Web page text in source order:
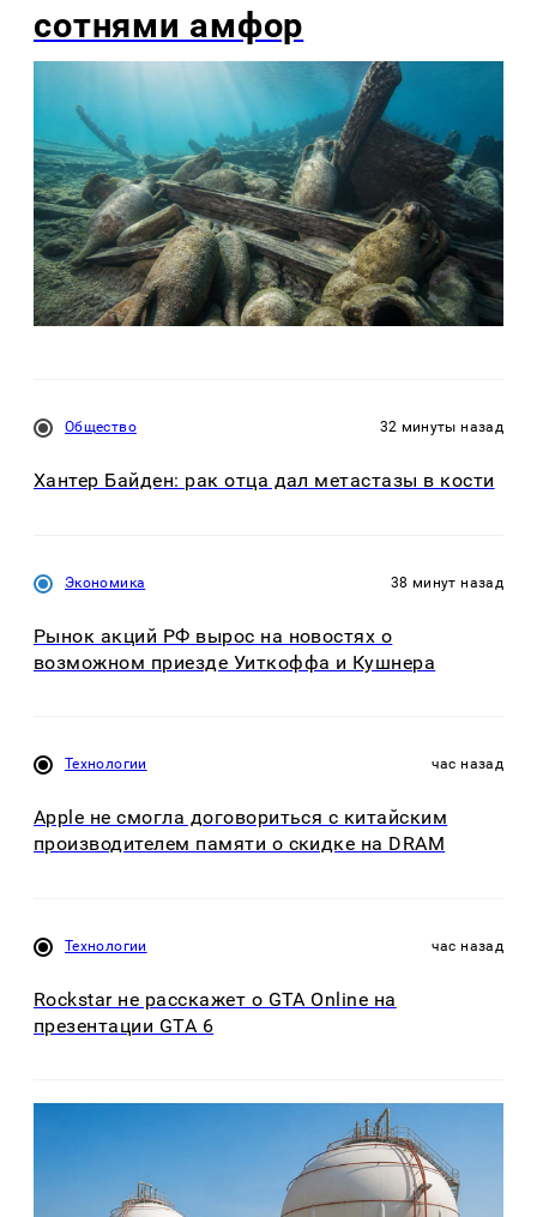
сотнями амфор
Общество 32 минуты назад
Хантер Байден: рак отца дал метастазы в кости
Экономика 38 минут назад
Рынок акций РФ вырос на новостях о
возможном приезде Уиткоффа и Кушнера
Технологии час назад
Apple не смогла договориться с китайским
производителем памяти о скидке на DRAM
Технологии час назад
Rockstar не расскажет о GTA Online на
презентации GTA 6